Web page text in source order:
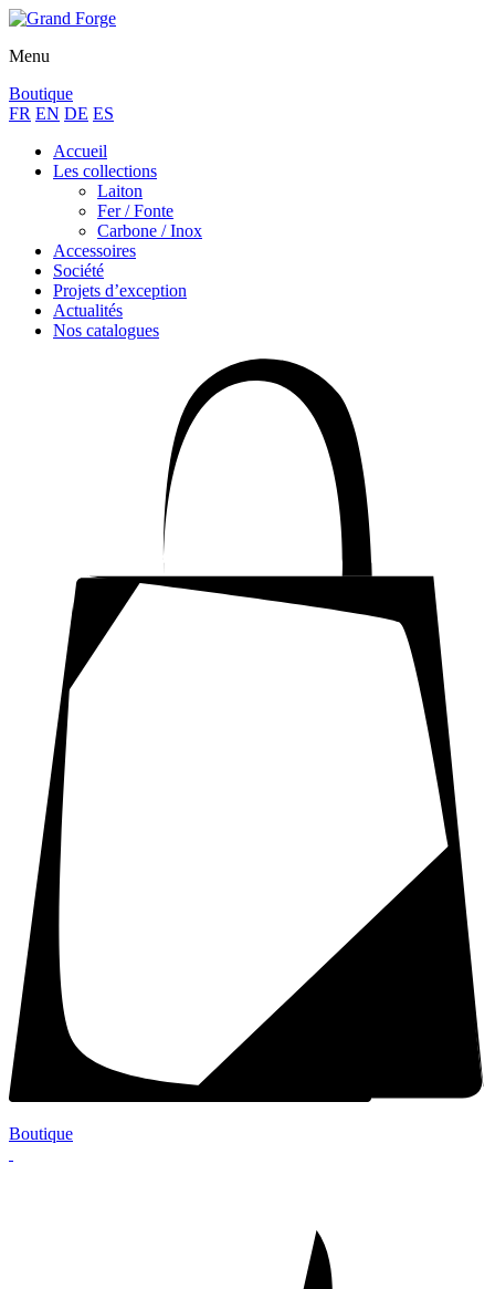
Menu
Boutique
FR EN DE ES
Accueil
Les collections
Laiton
Fer / Fonte
Carbone / Inox
Accessoires
Société
Projets d’exception
Actualités
Nos catalogues
Boutique